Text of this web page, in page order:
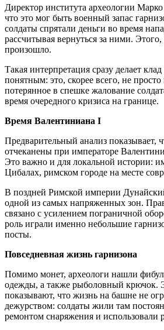
Директор института археологии
что это мог быть военный запас
солдаты спрятали деньги во время
рассчитывая вернуться за ними.
произошло.
Такая интерпретация сразу делает
понятным: это, скорее всего, не
потерянное в спешке жалование
время очередного кризиса на границе.
Время Валентиниана I
Предварительный анализ показывает,
отчеканены при императоре
Это важно и для локальной истории:
Цибалах, римском городе на месте
В поздней Римской империи
одной из самых напряженных зон.
связано с усилением пограничной
роль играли именно небольшие
посты.
Повседневная жизнь гарнизона
Помимо монет, археологи нашли
одежды, а также рыболовный крючок.
показывают, что жизнь на башне не
дежурством: солдаты жили там
ремонтом снаряжения и использовали